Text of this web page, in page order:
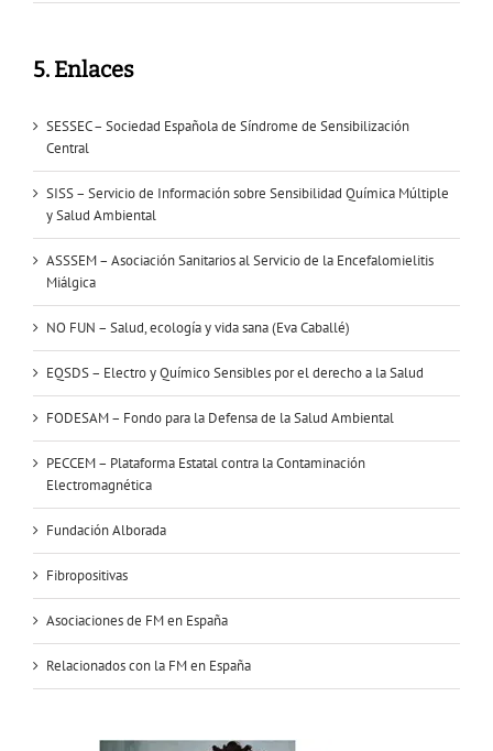
5. Enlaces
SESSEC – Sociedad Española de Síndrome de Sensibilización
Central
SISS – Servicio de Información sobre Sensibilidad Química Múltiple
y Salud Ambiental
ASSSEM – Asociación Sanitarios al Servicio de la Encefalomielitis
Miálgica
NO FUN – Salud, ecología y vida sana (Eva Caballé)
EQSDS – Electro y Químico Sensibles por el derecho a la Salud
FODESAM – Fondo para la Defensa de la Salud Ambiental
PECCEM – Plataforma Estatal contra la Contaminación
Electromagnética
Fundación Alborada
Fibropositivas
Asociaciones de FM en España
Relacionados con la FM en España